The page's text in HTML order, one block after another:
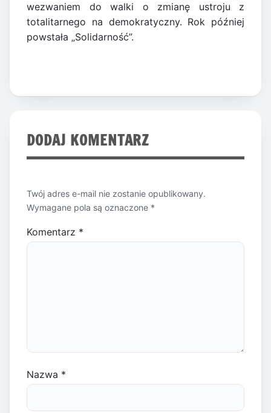
wezwaniem do walki o zmianę ustroju z
totalitarnego na demokratyczny. Rok później
powstała „Solidarność”.
DODAJ KOMENTARZ
Twój adres e-mail nie zostanie opublikowany.
Wymagane pola są oznaczone *
Komentarz *
Nazwa *